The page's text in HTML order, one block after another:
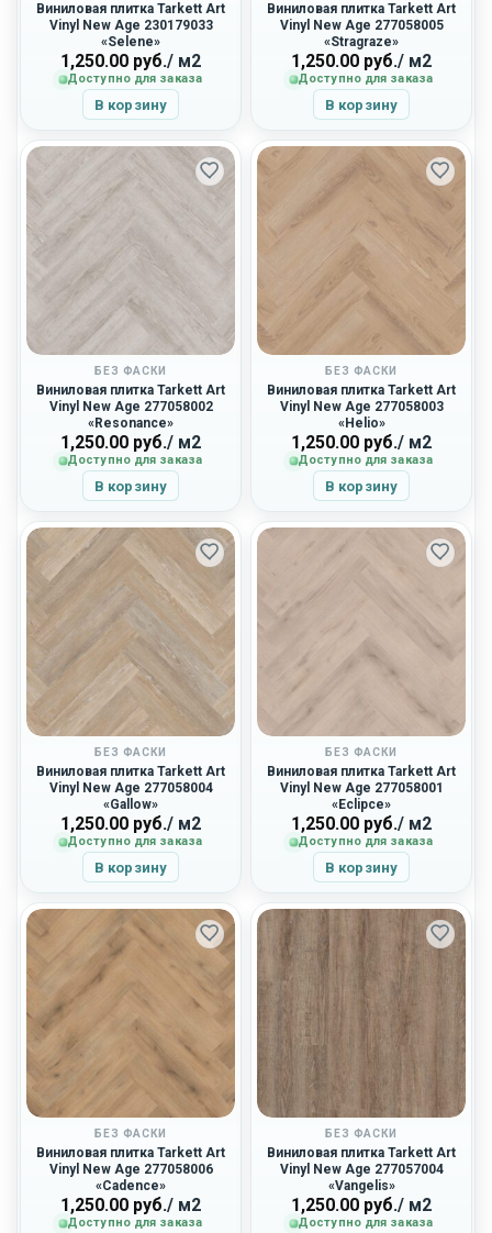
Виниловая плитка Tarkett Art
Vinyl New Age 230179033
«Selene»
1,250.00 руб./ м2
Доступно для заказа
В корзину
Виниловая плитка Tarkett Art
Vinyl New Age 277058005
«Stragraze»
1,250.00 руб./ м2
Доступно для заказа
В корзину
БЕЗ ФАСКИ
Виниловая плитка Tarkett Art
Vinyl New Age 277058002
«Resonance»
1,250.00 руб./ м2
Доступно для заказа
В корзину
БЕЗ ФАСКИ
Виниловая плитка Tarkett Art
Vinyl New Age 277058003
«Helio»
1,250.00 руб./ м2
Доступно для заказа
В корзину
БЕЗ ФАСКИ
Виниловая плитка Tarkett Art
Vinyl New Age 277058004
«Gallow»
1,250.00 руб./ м2
Доступно для заказа
В корзину
БЕЗ ФАСКИ
Виниловая плитка Tarkett Art
Vinyl New Age 277058001
«Eclipce»
1,250.00 руб./ м2
Доступно для заказа
В корзину
БЕЗ ФАСКИ
Виниловая плитка Tarkett Art
Vinyl New Age 277058006
«Cadence»
1,250.00 руб./ м2
Доступно для заказа
БЕЗ ФАСКИ
Виниловая плитка Tarkett Art
Vinyl New Age 277057004
«Vangelis»
1,250.00 руб./ м2
Доступно для заказа